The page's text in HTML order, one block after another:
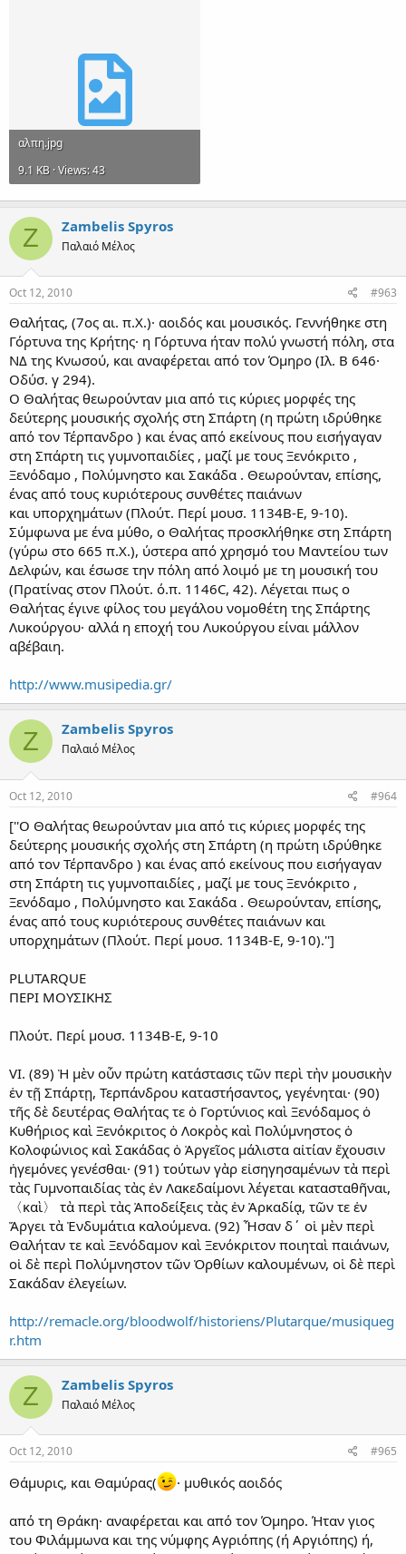
αλπη.jpg
9.1 KB · Views: 43
Z Zambelis Spyros
Παλαιό Μέλος
Oct 12, 2010 #963
Θαλήτας, (7ος αι. π.Χ.)· αοιδός και μουσικός. Γεννήθηκε στη
Γόρτυνα της Κρήτης· η Γόρτυνα ήταν πολύ γνωστή πόλη, στα
ΝΔ της Κνωσού, και αναφέρεται από τον Όμηρο (Ιλ. Β 646·
Οδύσ. γ 294).
Ο Θαλήτας θεωρούνταν μια από τις κύριες μορφές της
δεύτερης μουσικής σχολής στη Σπάρτη (η πρώτη ιδρύθηκε
από τον Τέρπανδρο ) και ένας από εκείνους που εισήγαγαν
στη Σπάρτη τις γυμνοπαιδίες , μαζί με τους Ξενόκριτο ,
Ξενόδαμο , Πολύμνηστο και Σακάδα . Θεωρούνταν, επίσης,
ένας από τους κυριότερους συνθέτες παιάνων
και υπορχημάτων (Πλούτ. Περί μουσ. 1134Β-Ε, 9-10).
Σύμφωνα με ένα μύθο, ο Θαλήτας προσκλήθηκε στη Σπάρτη
(γύρω στο 665 π.Χ.), ύστερα από χρησμό του Μαντείου των
Δελφών, και έσωσε την πόλη από λοιμό με τη μουσική του
(Πρατίνας στον Πλούτ. ό.π. 1146C, 42). Λέγεται πως ο
Θαλήτας έγινε φίλος του μεγάλου νομοθέτη της Σπάρτης
Λυκούργου· αλλά η εποχή του Λυκούργου είναι μάλλον
αβέβαιη.
http://www.musipedia.gr/
Z Zambelis Spyros
Παλαιό Μέλος
Oct 12, 2010 #964
[''Ο Θαλήτας θεωρούνταν μια από τις κύριες μορφές της
δεύτερης μουσικής σχολής στη Σπάρτη (η πρώτη ιδρύθηκε
από τον Τέρπανδρο ) και ένας από εκείνους που εισήγαγαν
στη Σπάρτη τις γυμνοπαιδίες , μαζί με τους Ξενόκριτο ,
Ξενόδαμο , Πολύμνηστο και Σακάδα . Θεωρούνταν, επίσης,
ένας από τους κυριότερους συνθέτες παιάνων και
υπορχημάτων (Πλούτ. Περί μουσ. 1134Β-Ε, 9-10).'']
PLUTARQUE
ΠΕΡΙ ΜΟΥΣΙΚΗΣ
Πλούτ. Περί μουσ. 1134Β-Ε, 9-10
VI. (89) Ἡ μὲν οὖν πρώτη κατάστασις τῶν περὶ τὴν μουσικὴν
ἐν τῇ Σπάρτῃ, Τερπάνδρου καταστήσαντος, γεγένηται· (90)
τῆς δὲ δευτέρας Θαλήτας τε ὁ Γορτύνιος καὶ Ξενόδαμος ὁ
Κυθήριος καὶ Ξενόκριτος ὁ Λοκρὸς καὶ Πολύμνηστος ὁ
Κολοφώνιος καὶ Σακάδας ὁ Ἀργεῖος μάλιστα αἰτίαν ἔχουσιν
ἡγεμόνες γενέσθαι· (91) τούτων γὰρ εἰσηγησαμένων τὰ περὶ
τὰς Γυμνοπαιδίας τὰς ἐν Λακεδαίμονι λέγεται κατασταθῆναι,
〈καὶ〉 τὰ περὶ τὰς Ἀποδείξεις τὰς ἐν Ἀρκαδίᾳ, τῶν τε ἐν
Ἄργει τὰ Ἐνδυμάτια καλούμενα. (92) Ἦσαν δ΄ οἱ μὲν περὶ
Θαλήταν τε καὶ Ξενόδαμον καὶ Ξενόκριτον ποιηταὶ παιάνων,
οἱ δὲ περὶ Πολύμνηστον τῶν Ὀρθίων καλουμένων, οἱ δὲ περὶ
Σακάδαν ἐλεγείων.
http://remacle.org/bloodwolf/historiens/Plutarque/musiqueg
r.htm
Z Zambelis Spyros
Παλαιό Μέλος
Oct 12, 2010 #965
Θάμυρις, και Θαμύρας( · μυθικός αοιδός
από τη Θράκη· αναφέρεται και από τον Όμηρο. Ήταν γιος
του Φιλάμμωνα και της νύμφης Αγριόπης (ή Αργιόπης) ή,